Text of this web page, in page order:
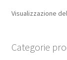
Visualizzazione
Categorie